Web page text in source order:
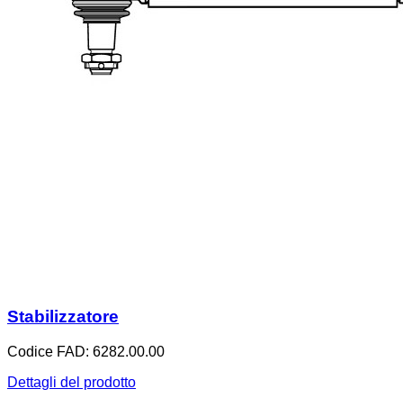
Stabilizzatore
Codice FAD: 6282.00.00
Dettagli del prodotto